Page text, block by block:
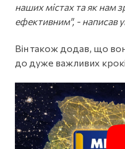
наших містах та як нам
ефективним", - написав
Він також додав, що
до дуже важливих